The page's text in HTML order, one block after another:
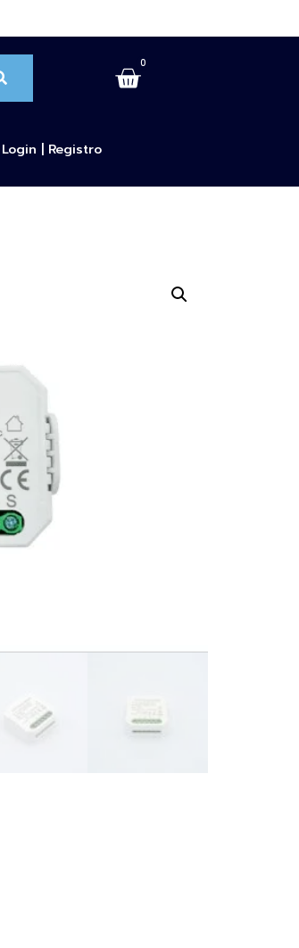
0
Login | Registro